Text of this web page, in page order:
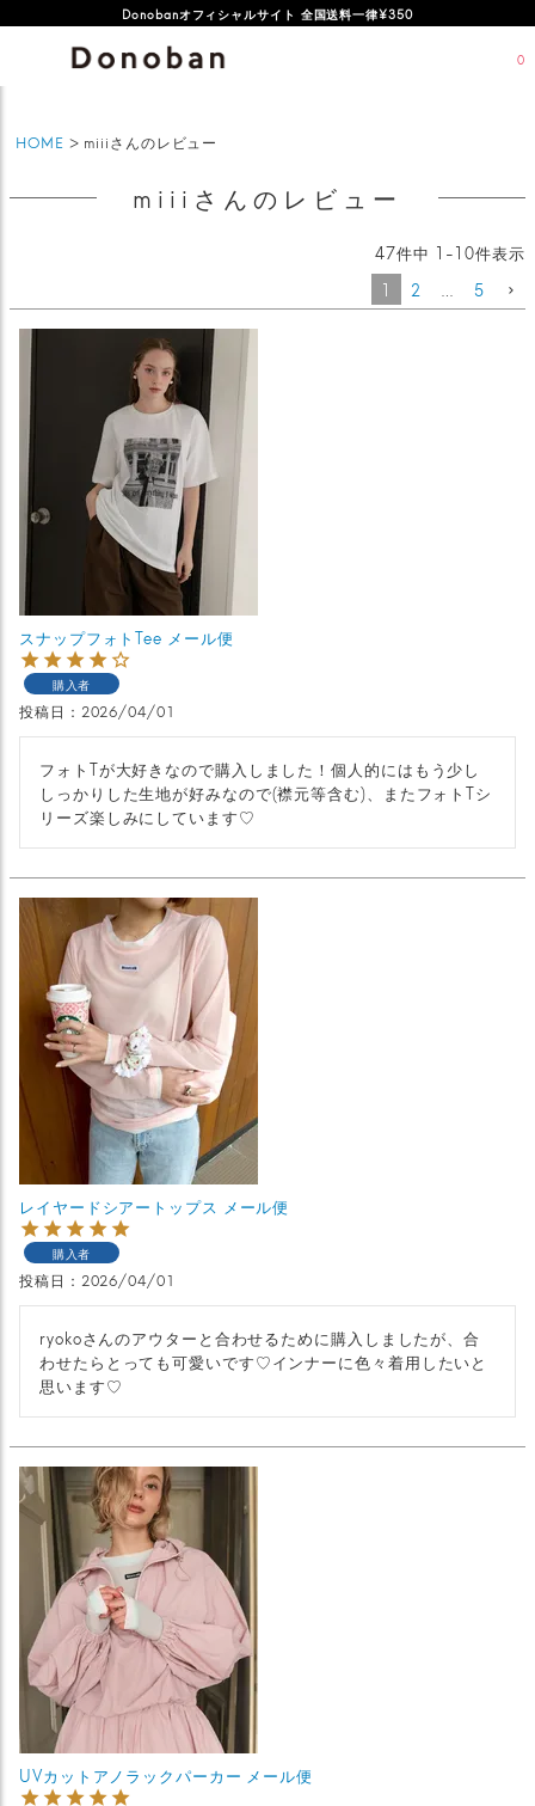
Donobanオフィシャルサイト 全国送料一律¥350
オフィシャルサイト新規会員登録特典 500ポイントプレゼント
0
HOME miiiさんのレビュー
miiiさんのレビュー
47件中 1 -10件表示
1
2 … 5
スナップフォトTee メール便
購入者
投稿日 2026/04/01
フォトTが大好きなので購入しました！個人的にはもう少し
しっかりした生地が好みなので(襟元等含む)、またフォトTシ
リーズ楽しみにしています♡
レイヤードシアートップス メール便
購入者
投稿日 2026/04/01
ryokoさんのアウターと合わせるために購入しましたが、合
わせたらとっても可愛いです♡インナーに色々着用したいと
UVカットアノラックパーカー メール便